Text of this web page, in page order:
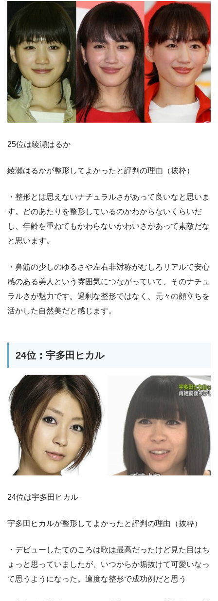
25位は綾瀬はるか
綾瀬はるかが整形してよかったと評判の理由（抜粋）
・整形とは思えないナチュラルさがあって良いなと思いま
す。どのあたりを整形しているのかわからないくらいだ
し、年齢を重ねてもかわらないかわいさがあって素敵だな
と思います。
・鼻筋の少しのゆるさや左右非対称がむしろリアルで安心
感のある美人という雰囲気につながっていて、そのナチュ
ラルさが魅力です。過剰な整形ではなく、元々の顔立ちを
活かした自然美だと感じます。
24位：宇多田ヒカル
24位は宇多田ヒカル
宇多田ヒカルが整形してよかったと評判の理由（抜粋）
・デビューしたてのころは歌は最高だったけど見た目はち
ょっと思っていましたが、いつからか垢抜けて可愛いなっ
て思うようになった。適度な整形で成功例だと思う